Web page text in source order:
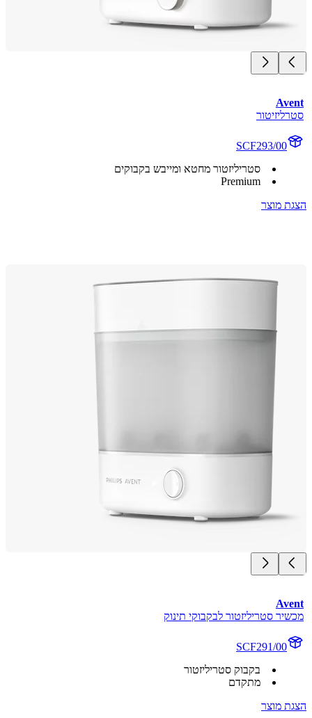
SCF293/00
סטריליזטור מחטא ומייבש בקבוקים
Premium
מוצר
סטריליזטור לבקבוקי תינוק
SCF291/00
בקבוק סטריליזטור
מתקדם
מוצר